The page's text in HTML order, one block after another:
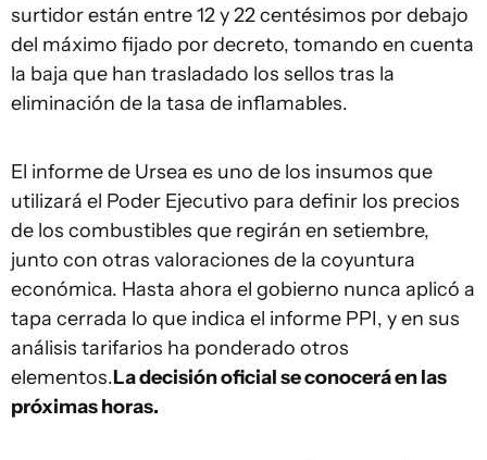
surtidor están entre 12 y 22 centésimos por debajo
del máximo fijado por decreto, tomando en cuenta
la baja que han trasladado los sellos tras la
eliminación de la tasa de inflamables.
El informe de Ursea es uno de los insumos que
utilizará el Poder Ejecutivo para definir los precios
de los combustibles que regirán en setiembre,
junto con otras valoraciones de la coyuntura
económica. Hasta ahora el gobierno nunca aplicó a
tapa cerrada lo que indica el informe PPI, y en sus
análisis tarifarios ha ponderado otros
elementos.La decisión oficial se conocerá en las
próximas horas.